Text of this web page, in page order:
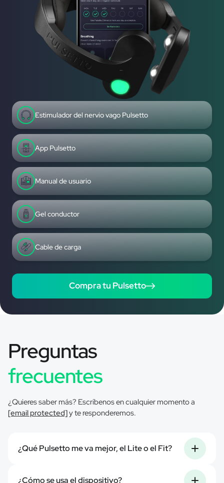
Estimulador del nervio vago Pulsetto
App Pulsetto
Manual de usuario
Gel conductor
Cable de carga
Compra tu Pulsetto
Preguntas
frecuentes
¿Quieres saber más? Escríbenos en cualquier momento a
[email protected]y te responderemos.
¿Qué Pulsetto me va mejor, el Lite o el Fit?
Si normalmente usas una talla S o menor, elige el Pulsetto
¿Cómo se usa el dispositivo?